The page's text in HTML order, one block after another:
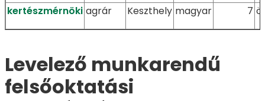
kertészmérnöki agrár Keszthely magyar 7
Levelező munkarendű
felsőoktatási